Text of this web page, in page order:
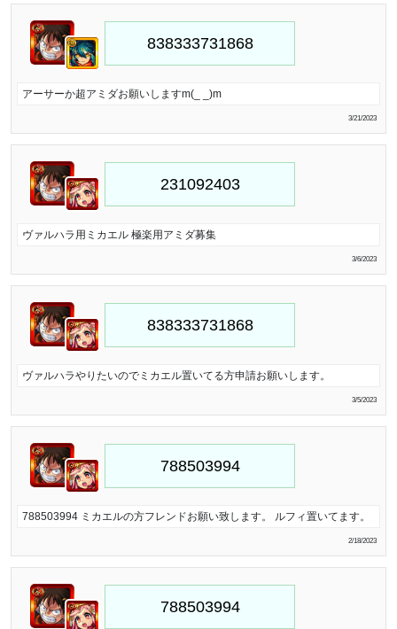
アーサーか超アミダお願いしますm(_ _)m
3/21/2023
ヴァルハラ用ミカエル 極楽用アミダ募集
3/6/2023
ヴァルハラやりたいのでミカエル置いてる方申請お願いします。
3/5/2023
788503994 ミカエルの方フレンドお願い致します。 ルフィ置いてます。
2/18/2023